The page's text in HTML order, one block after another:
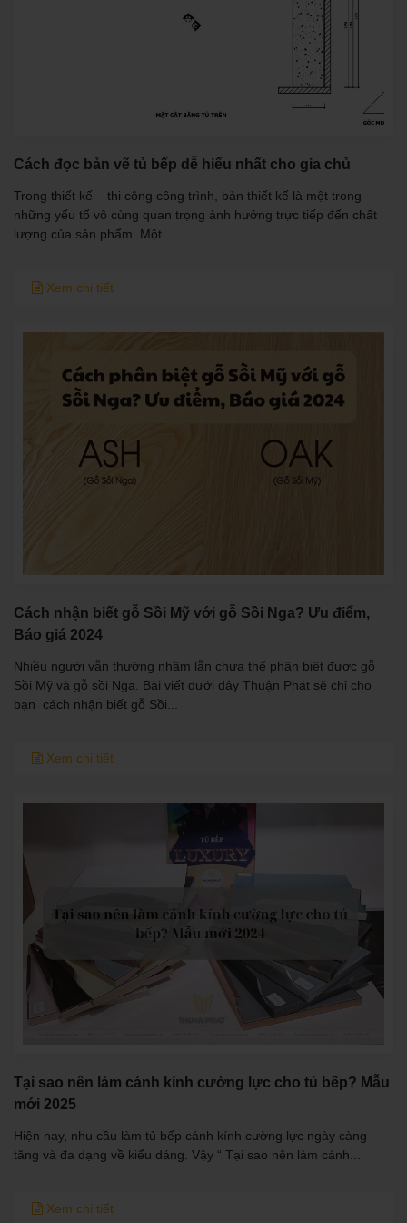
Cách đọc bản vẽ tủ bếp dễ hiểu nhất cho gia chủ
Trong thiết kế – thi công công trình, bản thiết kế là một trong
những yếu tố vô cùng quan trọng ảnh hưởng trực tiếp đến chất
lượng của sản phẩm. Một...
Xem chi tiết
Cách nhận biết gỗ Sồi Mỹ với gỗ Sồi Nga? Ưu điểm,
Báo giá 2024
Nhiều người vẫn thường nhầm lẫn chưa thể phân biệt được gỗ
Sồi Mỹ và gỗ sồi Nga. Bài viết dưới đây Thuận Phát sẽ chỉ cho
bạn cách nhận biết gỗ Sồi...
Xem chi tiết
Tại sao nên làm cánh kính cường lực cho tủ bếp? Mẫu
mới 2025
Hiện nay, nhu cầu làm tủ bếp cánh kính cường lực ngày càng
tăng và đa dạng về kiểu dáng. Vậy “ Tại sao nên làm cánh...
Xem chi tiết